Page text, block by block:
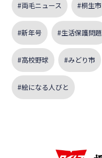
#両毛ニュース #桐生市
#新年号 #生活保護問題
#高校野球 #みどり市
#絵になる人びと